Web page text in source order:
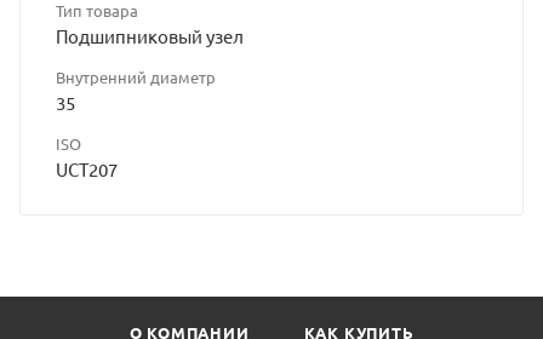
Тип товара
Подшипниковый узел
Внутренний диаметр
35
ISO
UCT207
О КОМПАНИИ КАК КУПИТЬ